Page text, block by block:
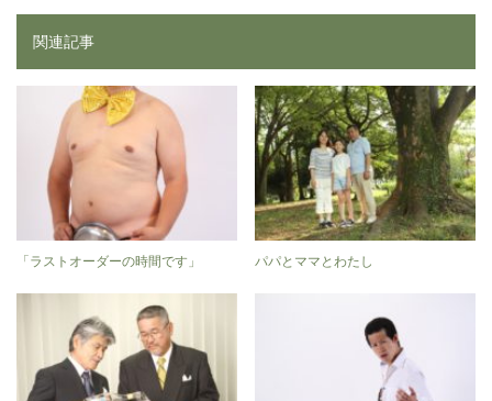
関連記事
「ラストオーダーの時間です」 パパとママとわたし